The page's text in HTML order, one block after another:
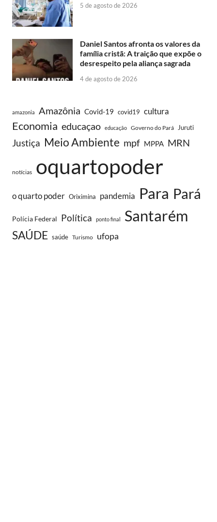
5 de agosto de 2026
Daniel Santos afronta os valores da
família cristã: A traição que expõe o
desrespeito pela aliança sagrada
4 de agosto de 2026
amazonia Amazônia Covid-19 covid19 cultura
Economia educaçao educação Governo do Pará Juruti
Justiça Meio Ambiente mpf MPPA MRN
notícias oquartopoder
o quarto poder Oriximina pandemia Para Pará
Polícia Federal Política ponto final Santarém
SAÚDE saúde Turismo ufopa